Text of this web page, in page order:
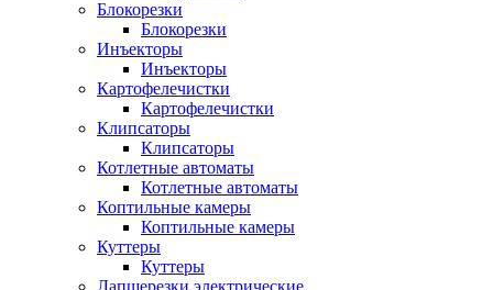
Блокорезки
Блокорезки
Инъекторы
Инъекторы
Картофелечистки
Картофелечистки
Клипсаторы
Клипсаторы
Котлетные автоматы
Котлетные автоматы
Коптильные камеры
Коптильные камеры
Куттеры
Куттеры
Лапшерезки электрические